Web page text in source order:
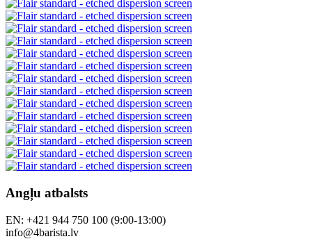
Angļu atbalsts
EN: +421 944 750 100 (9:00-13:00)
info@4barista.lv